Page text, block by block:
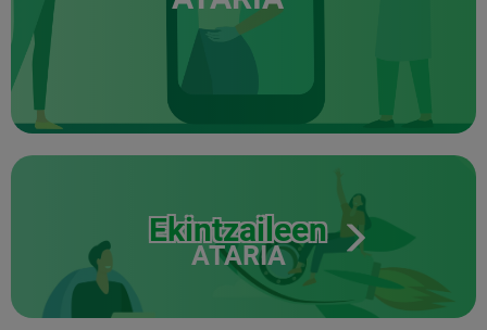
Ekintzaileen
ATARIA